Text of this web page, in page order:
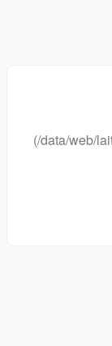
(/data/web/